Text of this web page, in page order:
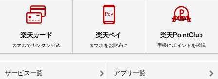
楽天カード
スマホでカンタン申込
楽天ペイ
スマホをお財布に
楽天PointClub
手軽にポイントを確認
サービス一覧 アプリ一覧